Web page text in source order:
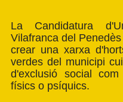
La Candidatura
Vilafranca del
crear una xarxa
verdes del municipi
d'exclusió social
físics o psíquics.